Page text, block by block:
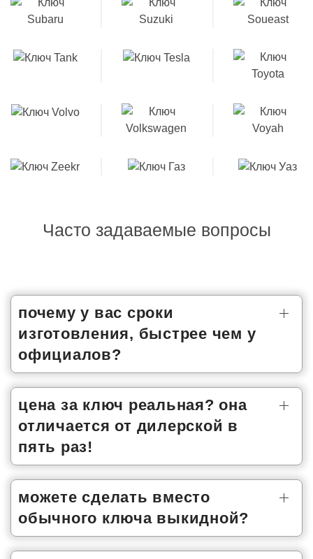
Часто задаваемые вопросы
почему у вас сроки
изготовления, быстрее чем у
официалов?
цена за ключ реальная? она
отличается от дилерской в
пять раз!
можете сделать вместо
обычного ключа выкидной?